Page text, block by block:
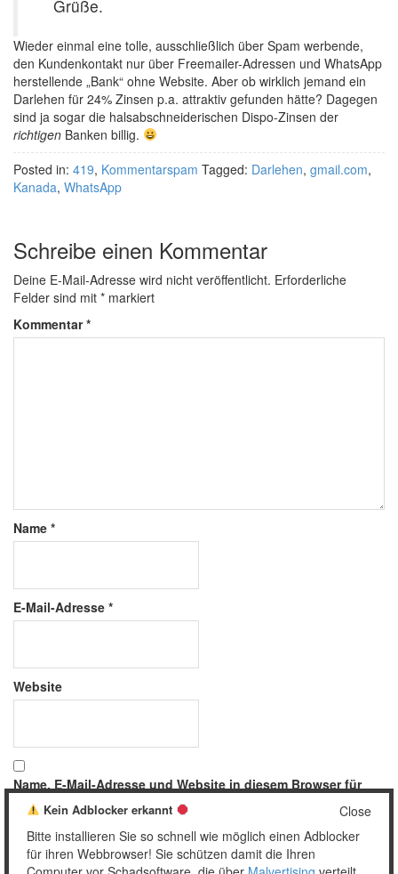
Grüße.
Wieder einmal eine tolle, ausschließlich über Spam werbende,
den Kundenkontakt nur über Freemailer-Adressen und WhatsApp
herstellende „Bank“ ohne Website. Aber ob wirklich jemand ein
Darlehen für 24% Zinsen p.a. attraktiv gefunden hätte? Dagegen
sind ja sogar die halsabschneiderischen Dispo-Zinsen der
richtigen Banken billig.
Posted in: 419, Kommentarspam Tagged: Darlehen, gmail.com,
Kanada, WhatsApp
Schreibe einen Kommentar
Deine E-Mail-Adresse wird nicht veröffentlicht. Erforderliche
Felder sind mit * markiert
Kommentar*
Name *
E-Mail-Adresse *
Website
Name, E-Mail-Adresse und Website in diesem Browser für
meinen nächsten Kommentar speichern.
Close
Kein Adblocker erkannt
Bitte installieren Sie so schnell wie möglich einen Adblocker
für ihren Webbrowser! Sie schützen damit die Ihren